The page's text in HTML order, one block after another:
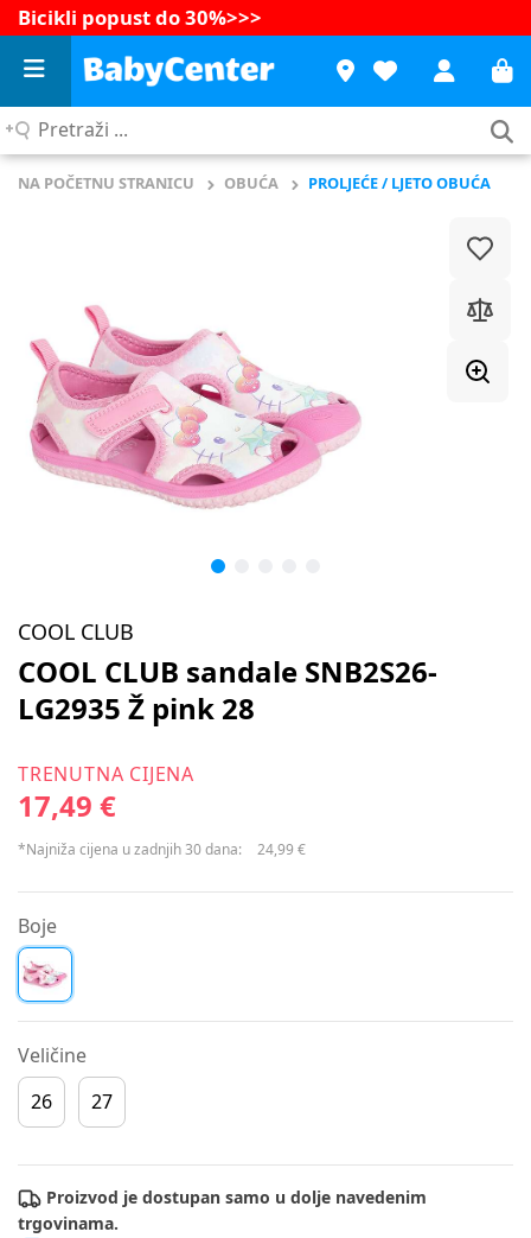
Bicikli popust do 30%>>>
Pretraži
NA POČETNU STRANICU OBUĆA PROLJEĆE / LJETO OBUĆA
COOL CLUB
COOL CLUB sandale SNB2S26-
LG2935 Ž pink 28
TRENUTNA CIJENA
17,49 €
*Najniža cijena u zadnjih 30 dana: 24,99 €
Boje
Veličine
26
27
Proizvod je dostupan samo u dolje navedenim
trgovinama.